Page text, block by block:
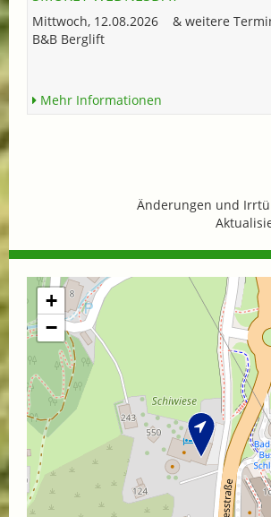
Mittwoch, 12.08.2026 & weitere
B&B Berglift
Mehr Informationen
Änderungen und
+
−